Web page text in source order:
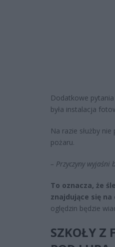
Dodatkowe
była instalacja
Na razie służby
pożaru.
– Przyczyny wyjaśni
To oznacza, że
znajdujące się
oględzin będzie
SZKOŁY Z